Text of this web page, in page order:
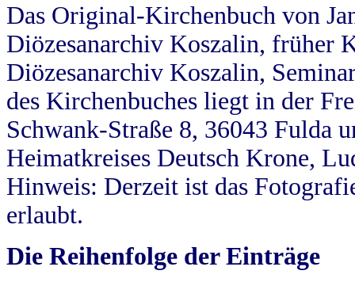
Das Original-Kirchenbuch von
Diözesanarchiv Koszalin, früher
Diözesanarchiv Koszalin,
des Kirchenbuches liegt in der
Schwank-Straße 8, 36043 Fulda
Heimatkreises Deutsch Krone,
Hinweis: Derzeit ist das
erlaubt.
Die Reihenfolge der Einträge